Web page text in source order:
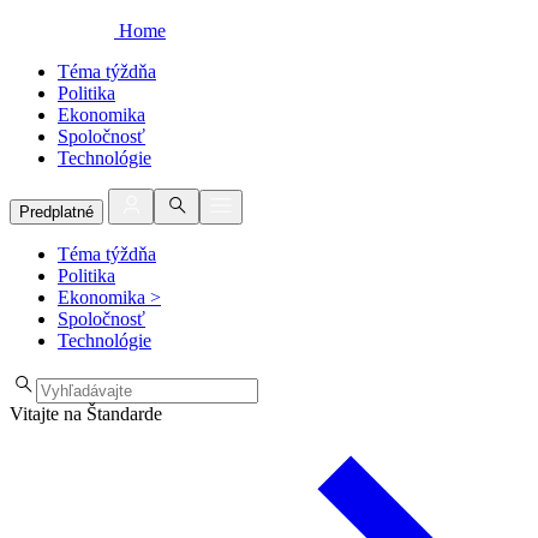
Home
Téma týždňa
Politika
Ekonomika
Spoločnosť
Technológie
Predplatné
Téma týždňa
Politika
Ekonomika >
Spoločnosť
Technológie
Vitajte na Štandarde